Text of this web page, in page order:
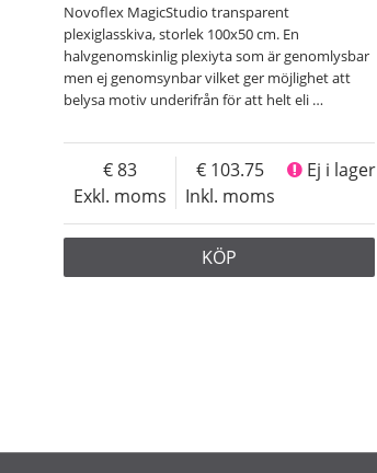
Novoflex MagicStudio transparent
plexiglasskiva, storlek 100x50 cm. En
halvgenomskinlig plexiyta som är genomlysbar
men ej genomsynbar vilket ger möjlighet att
belysa motiv underifrån för att helt eli …
Exkl. moms
83
Inkl. moms
103.75 Ej i lager
KÖP